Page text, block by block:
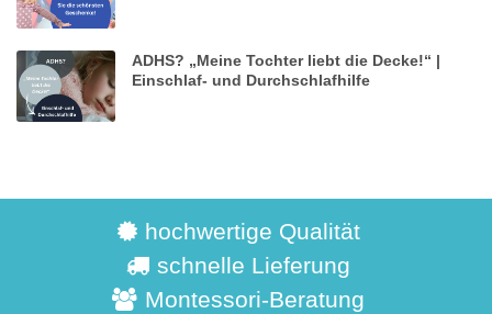
ADHS? „Meine Tochter liebt die Decke!“ |
Einschlaf- und Durchschlafhilfe
hochwertige Qualität
schnelle Lieferung
Montessori-Beratung